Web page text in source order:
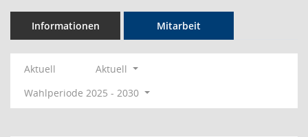
Informationen Mitarbeit
Aktuell
Aktuell
Wahlperiode 2025 - 2030